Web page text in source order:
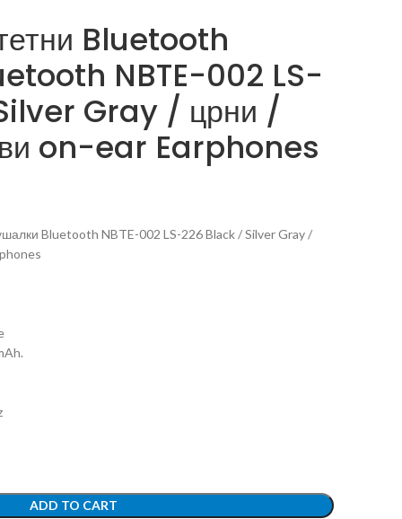
Bluetooth
NBTE-002 LS-
Gray / црни /
on-ear Earphones
Bluetooth NBTE-002 LS-226 Black / Silver Gray /
ADD TO CART